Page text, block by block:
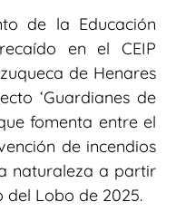
de la Educación
en el CEIP
de Henares
‘Guardianes de
fomenta entre el
de incendios
naturaleza a partir
del Lobo de 2025.